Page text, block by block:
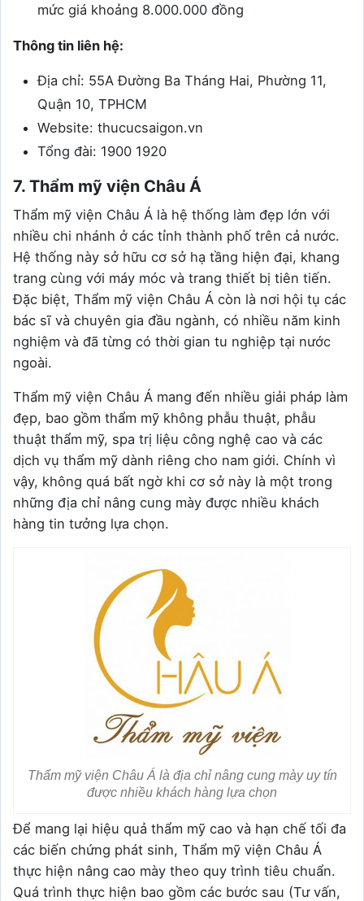
mức giá khoảng 8.000.000 đồng
Thông tin liên hệ:
Địa chỉ: 55A Đường Ba Tháng Hai, Phường 11,
Quận 10, TPHCM
Website: thucucsaigon.vn
Tổng đài: 1900 1920
7. Thẩm mỹ viện Châu Á
Thẩm mỹ viện Châu Á là hệ thống làm đẹp lớn với
nhiều chi nhánh ở các tỉnh thành phố trên cả nước.
Hệ thống này sở hữu cơ sở hạ tầng hiện đại, khang
trang cùng với máy móc và trang thiết bị tiên tiến.
Đặc biệt, Thẩm mỹ viện Châu Á còn là nơi hội tụ các
bác sĩ và chuyên gia đầu ngành, có nhiều năm kinh
nghiệm và đã từng có thời gian tu nghiệp tại nước
ngoài.
Thẩm mỹ viện Châu Á mang đến nhiều giải pháp làm
đẹp, bao gồm thẩm mỹ không phẫu thuật, phẫu
thuật thẩm mỹ, spa trị liệu công nghệ cao và các
dịch vụ thẩm mỹ dành riêng cho nam giới. Chính vì
vậy, không quá bất ngờ khi cơ sở này là một trong
những địa chỉ nâng cung mày được nhiều khách
hàng tin tưởng lựa chọn.
Thẩm mỹ viện Châu Á là địa chỉ nâng cung mày uy tín
được nhiều khách hàng lựa chọn
Để mang lại hiệu quả thẩm mỹ cao và hạn chế tối đa
các biến chứng phát sinh, Thẩm mỹ viện Châu Á
thực hiện nâng cao mày theo quy trình tiêu chuẩn.
Quá trình thực hiện bao gồm các bước sau (Tư vấn,